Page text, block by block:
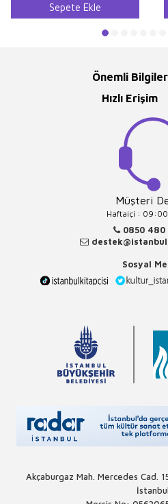
Sepete Ekle
Önemli Bilgiler
Hızlı Erişim
Müşteri
Haftaiçi :
0850
Sosyal
Akçaburgaz Mah. Mercedes Cad.
İstanbul